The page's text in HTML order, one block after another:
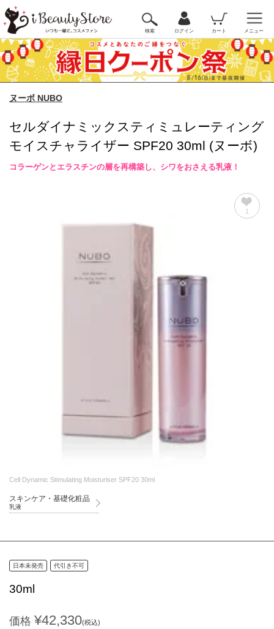
検索 ログイン カート メニュー
ヌーボ NUBO
セルダイナミックスティミュレーティング
モイスチャライザー SPF20 30ml (ヌーボ)
コラーゲンとエラスチンの層を再構築し、シワをおさえる乳液！
1
Cell Dynamic Stimulating Moisturiser SPF20 30ml
スキンケア・基礎化粧品
乳液
日本未発売 代引き不可
30ml
価格 ¥42,330(税込)